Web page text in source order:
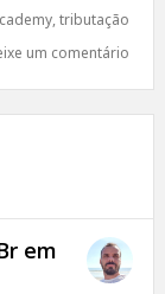
,tributação
um comentário
em